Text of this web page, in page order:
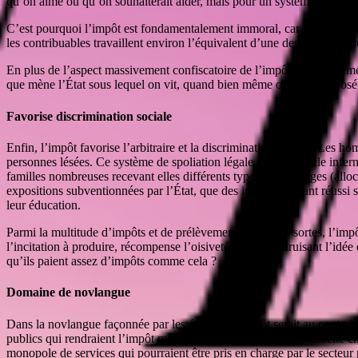
C’est pourquoi l’impôt est fondamentalement immoral, car en niant
les contribuables travaillent environ l’équivalent d’une demi-année
En plus de l’aspect massivement confiscatoire de l’impôt, le
que mène l’État sous lequel on vit, quand bien même on serait
Favorise discrimination sociale
Enfin, l’impôt favorise l’arbitraire et la discrimination sociale. Les
personnes lésées. Ce système de spoliation légale crée un cercle
familles nombreuses recevant elles différents types de privilèges
expositions subventionnées par l’État, que des individus ayant
leur éducation.
Parmi la multitude d’impôts et de prélèvements de toutes sortes,
l’incitation à produire, récompense l’oisiveté, tout en détruisant
qu’ils paient assez d’impôts comme cela ?
Domaine de novlangue
Dans la novlangue façonnée par les étatistes, l’impôt serait au
publics qui rendraient l’impôt moral. Or, au-delà de leur inefficacité
monopole de services qui pourraient être pris en charge par le